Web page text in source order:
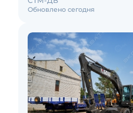
Обновлено сегодня